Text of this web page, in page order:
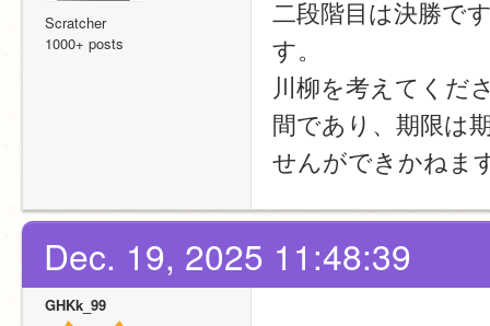
Scratcher
1000+ posts
二段階目は決勝で
す。
川柳を考えてくだ
間であり、期限は
せんができかねま
Dec. 19, 2025 11:48:39
GHKk_99